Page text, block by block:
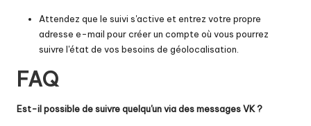
Attendez que le suivi s'active et entrez votre propre
adresse e-mail pour créer un compte où vous pourrez
suivre l'état de vos besoins de géolocalisation.
FAQ
Est-il possible de suivre quelqu'un via des messages VK ?